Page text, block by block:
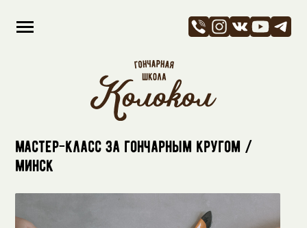
Мастер-класс за гончарным кругом /
Минск